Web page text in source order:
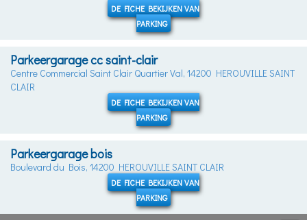
DE FICHE BEKIJKEN VAN
PARKING
Parkeergarage cc saint-clair
Centre Commercial Saint Clair Quartier Val, 14200 HEROUVILLE SAINT
CLAIR
DE FICHE BEKIJKEN VAN
PARKING
Parkeergarage bois
Boulevard du Bois, 14200 HEROUVILLE SAINT CLAIR
DE FICHE BEKIJKEN VAN
PARKING